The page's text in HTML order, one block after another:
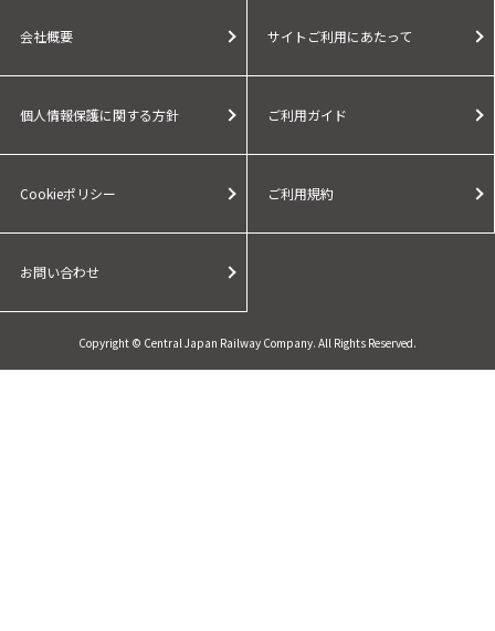
会社概要 サイトご利用にあたって
個人情報保護に関する方針 ご利用ガイド
Cookieポリシー ご利用規約
お問い合わせ
Copyright © Central Japan Railway Company. All Rights Reserved.